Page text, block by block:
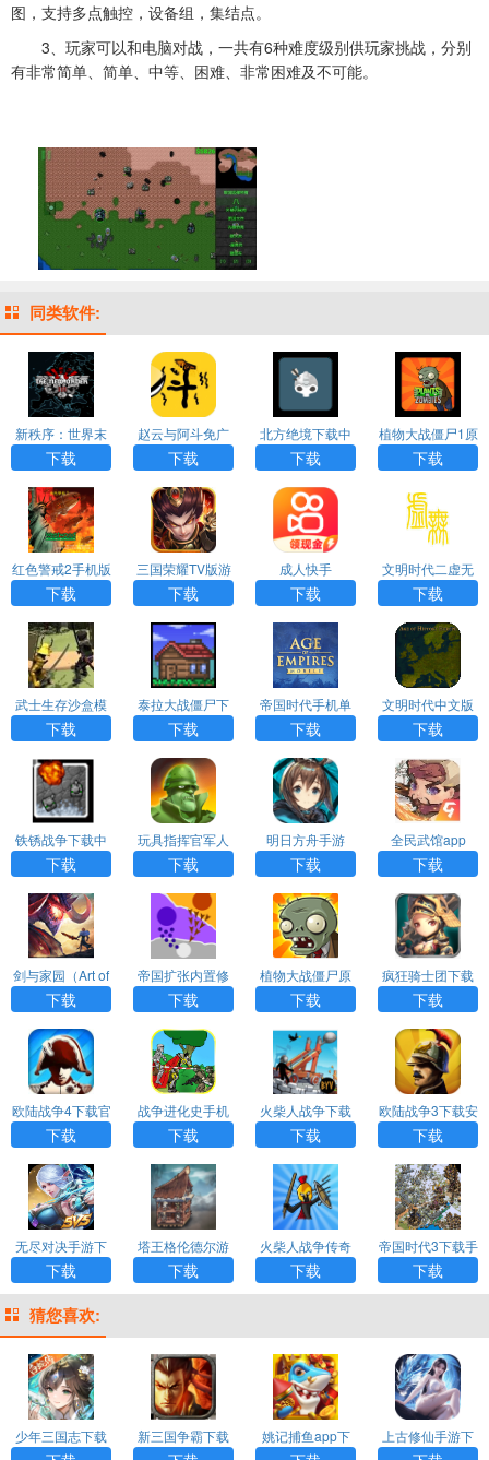
图，支持多点触控，设备组，集结点。
3、玩家可以和电脑对战，一共有6种难度级别供玩家挑战，分别
有非常简单、简单、中等、困难、非常困难及不可能。
同类软件:
新秩序：世界末
日汉化版游戏AP
P下载
下载
赵云与阿斗免广
告版下载
下载
北方绝境下载中
文版
下载
植物大战僵尸1原
版下载中文版
下载
红色警戒2手机版
下载
三国荣耀TV版游
戏APP下载
下载
成人快手
下载
文明时代二虚无
中文版下载
下载
武士生存沙盒模
拟器下载安装
下载
泰拉大战僵尸下
载
下载
帝国时代手机单
机版中文版
下载
文明时代中文版
下载官方版
下载
铁锈战争下载中
文版
下载
玩具指挥官军人
战斗游戏下载
下载
明日方舟手游
下载
全民武馆app
下载
剑与家园（Art of
Conquest）app
下载
帝国扩张内置修
改器MOD
下载
植物大战僵尸原
版下载手机版
下载
疯狂骑士团下载
手机版最新
下载
欧陆战争4下载官
网手机版
下载
战争进化史手机
版下载中文版
下载
火柴人战争下载
安装免费版
下载
欧陆战争3下载安
装手机版
下载
无尽对决手游下
载中文版
下载
塔王格伦德尔游
戏游戏下载
下载
火柴人战争传奇
王国游戏下载
下载
帝国时代3下载手
机版
下载
猜您喜欢:
少年三国志下载 新三国争霸下载
姚记捕鱼app下
上古修仙手游下